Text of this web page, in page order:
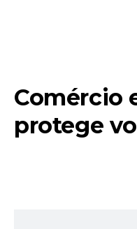
Comércio
protege